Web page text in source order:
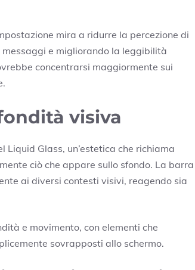
mira a ridurre la percezione di
e migliorando la leggibilità
concentrarsi maggiormente sui
visiva
Liquid Glass, un’estetica che richiama
ciò che appare sullo sfondo. La barra
ai diversi contesti visivi, reagendo sia
e movimento, con elementi che
sovrapposti allo schermo.